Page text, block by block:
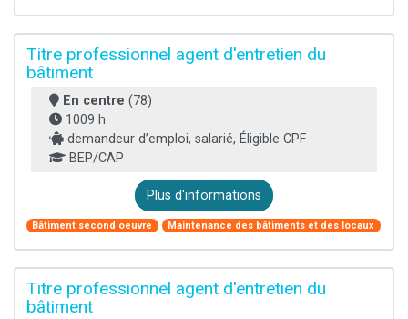
Titre professionnel agent d'entretien du
bâtiment
En centre (78)
1009 h
demandeur d’emploi, salarié, Éligible CPF
BEP/CAP
Plus d'informations
Bâtiment second oeuvre Maintenance des bâtiments et des locaux
Titre professionnel agent d'entretien du
bâtiment